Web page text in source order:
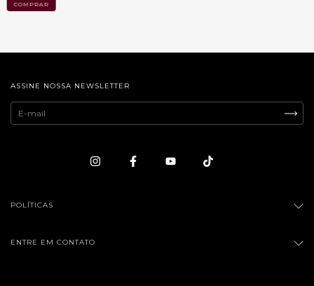
ASSINE NOSSA NEWSLETTER
POLÍTICAS
ENTRE EM CONTATO